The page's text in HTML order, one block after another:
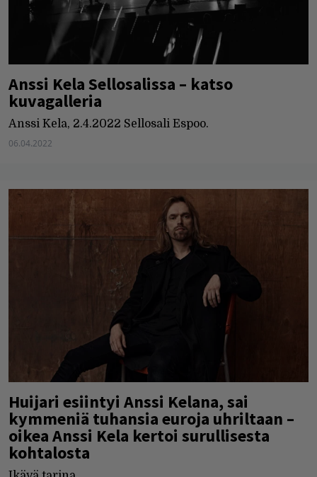
Anssi Kela Sellosalissa – katso
kuvagalleria
Anssi Kela, 2.4.2022 Sellosali Espoo.
06.04.2022
Huijari esiintyi Anssi Kelana, sai
kymmeniä tuhansia euroja uhriltaan –
oikea Anssi Kela kertoi surullisesta
kohtalosta